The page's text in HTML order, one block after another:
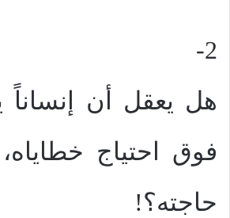
2-
هل يعقل أن إنساناً
فوق احتياج
حاجته؟!